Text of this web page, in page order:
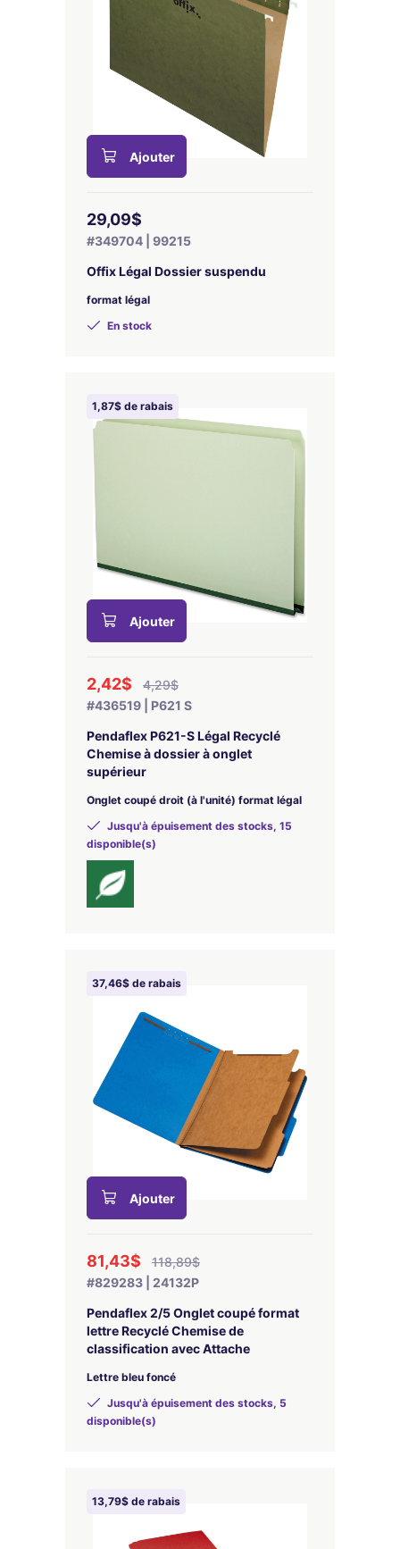
Ajouter
29,09$
#349704 | 99215
Offix Légal Dossier suspendu
format légal
En stock
1,87$ de rabais
Ajouter
2,42$
4,29$
#436519 | P621 S
Pendaflex P621-S Légal Recyclé
Chemise à dossier à onglet
supérieur
Onglet coupé droit (à l'unité) format légal
Jusqu'à épuisement des stocks, 15
disponible(s)
37,46$ de rabais
Ajouter
81,43$
118,89$
#829283 | 24132P
Pendaflex 2/5 Onglet coupé format
lettre Recyclé Chemise de
classification avec Attache
Lettre bleu foncé
Jusqu'à épuisement des stocks, 5
disponible(s)
13,79$ de rabais